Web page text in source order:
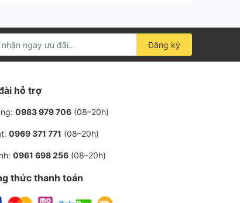
Đăng ký
hỗ trợ
0983 979 706 (08–20h)
0969 371 771 (08–20h)
0961 698 256 (08–20h)
thức thanh toán